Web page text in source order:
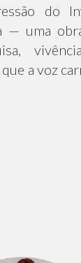
do
— uma
a voz